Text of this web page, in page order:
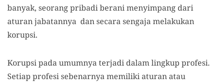
banyak, seorang pribadi berani menyimpang dari
aturan jabatannya dan secara sengaja melakukan
korupsi.
Korupsi pada umumnya terjadi dalam lingkup profesi.
Setiap profesi sebenarnya memiliki aturan atau